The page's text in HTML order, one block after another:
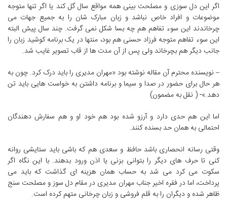
اگر این دل سوزی و مصلحت بینی همه مواقع سال گل کند یا اگر تنها متوجه
موضوعات و افراد خاص نباشد و زبان مبارک شان را به جمیع جهات می
چرخاندند این سوء تفاهم هم چه بسا شکل نمی گرفت. چند سال پیش البته
این سوء تفاهم متوجه فرزاد حسنی هم بود، منتها در یک برنامه کوشید زبان را
جانب دیگر هم بچرخاند ولی پس از آن مدت ها از قاب تصویر غایب شد.
– نویسنده محترم آن مقاله نوشته بود «مهران مدیری را باید درک کرد. چون به
هر حال برای حضور در صدا و سیما و برنامه داشتن به خواست هایی باید تن
دهد.»- ( نقل به مضمون)
اما این هم حدی دارد و آرزو شده بود هم خود او و هم سفارش دهندگان
احتمالی به همان حد بسنده کنند.
وقتی رسانه انحصاری باشد حافظ و سعدی هم که باشی باید ستایشی روانه
کنی تا حرف های دیگر را بتوانی بزنی یا اذن ورود بدهند. با این نگاه اگر
سکوت می کرد می شد به حساب همان هزینه ای گذاشت که باید می
پرداخت، اما در فقره اخیر جناب مهران مدیری در مقام دل سوز و مصلحت سنج
ظاهر شده و دیگران را به قلم فروشی و زبان چرخانی متهم کرده است.